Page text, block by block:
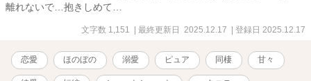
離れないで…抱きしめて…
文字数 1,151 | 最終更新日 2025.12.17 | 登録日 2025.12.17
恋愛 ほのぼの 溺愛 ピュア 同棲 甘々